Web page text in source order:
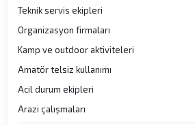
Teknik servis ekipleri
Organizasyon firmaları
Kamp ve outdoor aktiviteleri
Amatör telsiz kullanımı
Acil durum ekipleri
Arazi çalışmaları